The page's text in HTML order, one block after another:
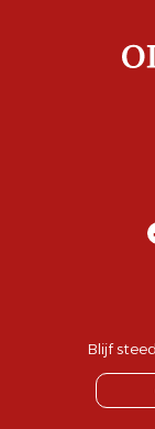
Blijf